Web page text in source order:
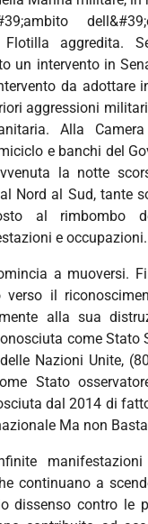
aggredita.
un intervento in
da adottare
aggressioni
Alla
e banchi del
la notte
Nord al Sud, tante
al rimbombo
e occupazioni.
a muoversi.
verso il
alla sua
come Stato
Nazioni Unite,
Stato
dal 2014 di
Ma non
continuano a
dissenso contro le